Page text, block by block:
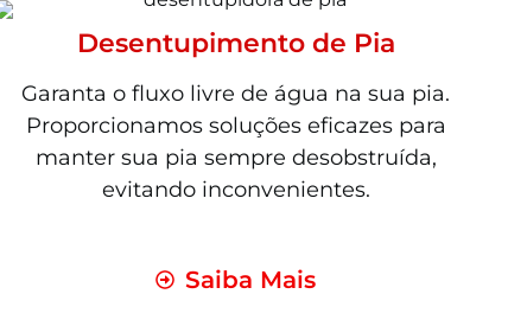
Desentupimento de Pia
Garanta o fluxo livre de água na sua pia.
Proporcionamos soluções eficazes para
manter sua pia sempre desobstruída,
evitando inconvenientes.
Saiba Mais